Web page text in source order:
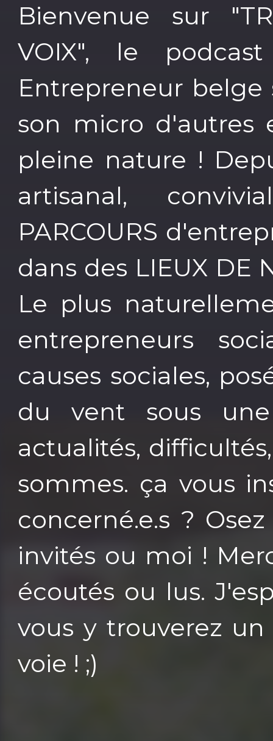
Bienvenue sur
VOIX", le
Entrepreneur
son micro d'autres
pleine nature !
artisanal,
PARCOURS
dans des LIEUX DE
Le plus
entrepreneurs
causes sociales,
du vent sous
actualités,
sommes. ça vous
concerné.e.s ?
invités ou moi !
écoutés ou lus.
vous y trouverez un
voie ! ;)